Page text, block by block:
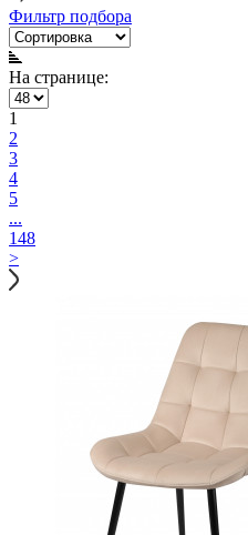
Фильтр подбора
На странице:
1
2
3
4
5
...
148
>